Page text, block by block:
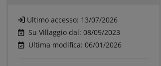
Ultimo accesso: 13/07/2026
Su Villaggio dal: 08/09/2023
Ultima modifica: 06/01/2026